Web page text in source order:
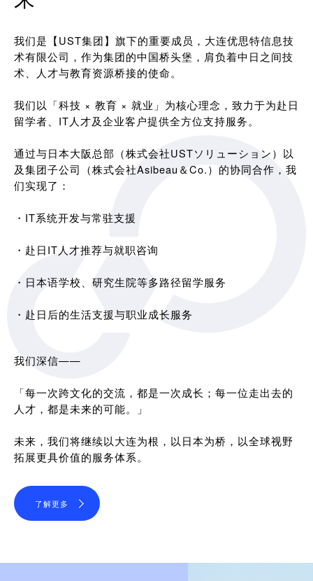
我们是【UST集团】旗下的重要成员，大连优思特信息技
术有限公司，作为集团的中国桥头堡，肩负着中日之间技
术、人才与教育资源桥接的使命。
我们以「科技 × 教育 × 就业」为核心理念，致力于为赴日
留学者、IT人才及企业客户提供全方位支持服务。
通过与日本大阪总部（株式会社USTソリューション）以
及集团子公司（株式会社Asibeau＆Co.）的协同合作，我
们实现了：
・IT系统开发与常驻支援
・赴日IT人才推荐与就职咨询
・日本语学校、研究生院等多路径留学服务
・赴日后的生活支援与职业成长服务
我们深信——
「每一次跨文化的交流，都是一次成长；每一位走出去的
人才，都是未来的可能。」
未来，我们将继续以大连为根，以日本为桥，以全球视野
拓展更具价值的服务体系。
了解更多